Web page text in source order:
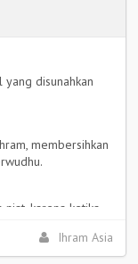
disunahkan
membersihkan
karena ketika
Ihram Asia